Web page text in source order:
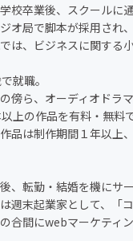
校卒業後、スクールに
オ局で脚本が採用され
は、ビジネスに関する
就職。
傍ら、オーディオドラ
上の作品を有料・無料
品は制作期間１年以上
、転勤・結婚を機にサ
週末起業家として、「
合間にwebマーケティ